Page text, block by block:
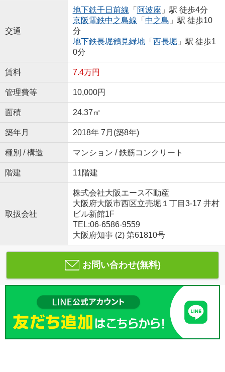
交通
地下鉄千日前線 「 阿波座 」駅 徒歩4分
京阪電鉄中之島線 「 中之島 」駅 徒歩10
分
地下鉄長堀鶴見緑地「 西長堀 」駅 徒歩1
0分
賃料 7.4万円
管理費等 10,000円
面積 24.37㎡
築年月 2018年 7月(築8年)
種別 / 構造 マンション / 鉄筋コンクリート
階建 11階建
取扱会社
株式会社大阪エース不動産
大阪府大阪市西区立売堀１丁目3-17 井村
ビル新館1F
TEL:06-6586-9559
大阪府知事 (2) 第61810号
お問い合わせ(無料)